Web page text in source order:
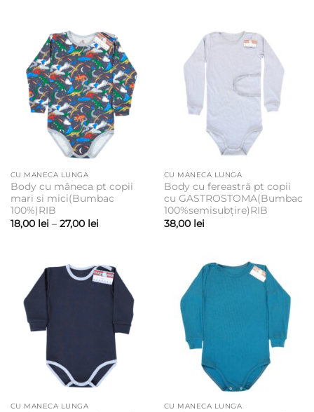
la
30,00 lei
la
27,00 lei
CU MANECA LUNGA
Body cu mâneca pt copii
mari si mici(Bumbac
100%)RIB
18,00 lei – 27,00 leiInterval
la
27,00 lei
CU MANECA LUNGA
Body cu fereastră pt copii
cu GASTROSTOMA(Bumbac
100%semisubțire)RIB
38,00 lei
CU MANECA LUNGA CU MANECA LUNGA